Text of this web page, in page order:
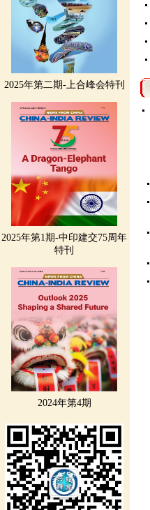
2025年第二期-上合峰会特刊
2025年第1期-中印建交75周年
特刊
2024年第4期